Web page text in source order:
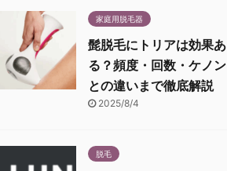
家庭用脱毛器
髭脱毛にトリアは効果あ
る？頻度・回数・ケノン
との違いまで徹底解説
2025/8/4
脱毛